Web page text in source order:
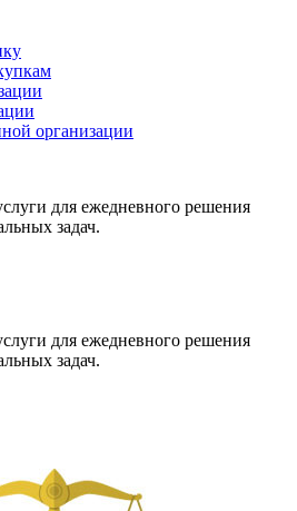
организации
для ежедневного решения
задач.
для ежедневного решения
задач.